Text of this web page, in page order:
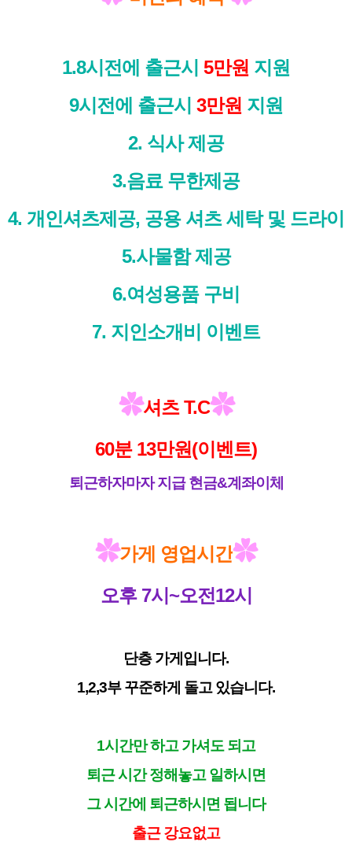
1.8시전에 출근시 5만원 지원
9시전에 출근시 3만원 지원
2. 식사 제공
3.음료 무한제공
4. 개인셔츠제공, 공용 셔츠 세탁 및 드라이
5.사물함 제공
6.여성용품 구비
7. 지인소개비 이벤트
✿셔츠 T.C✿
60분 13만원(이벤트)
퇴근하자마자 지급 현금&계좌이체
✿가게 영업시간✿
오후 7시~오전12시
단층 가게입니다.
1,2,3부 꾸준하게 돌고 있습니다.
1시간만 하고 가셔도 되고
퇴근 시간 정해놓고 일하시면
그 시간에 퇴근하시면 됩니다
출근 강요없고